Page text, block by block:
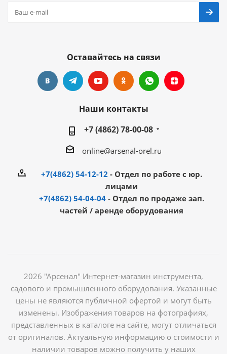
Оставайтесь на связи
Наши контакты
+7 (4862) 78-00-08
online@arsenal-orel.ru
+7(4862) 54-12-12 - Отдел по работе с юр.
лицами
+7(4862) 54-04-04 - Отдел по продаже зап.
частей / аренде оборудования
2026 "Арсенал" Интернет-магазин инструмента,
садового и промышленного оборудования. Указанные
цены не являются публичной офертой и могут быть
изменены. Изображения товаров на фотографиях,
представленных в каталоге на сайте, могут отличаться
от оригиналов. Актуальную информацию о стоимости и
наличии товаров можно получить у наших